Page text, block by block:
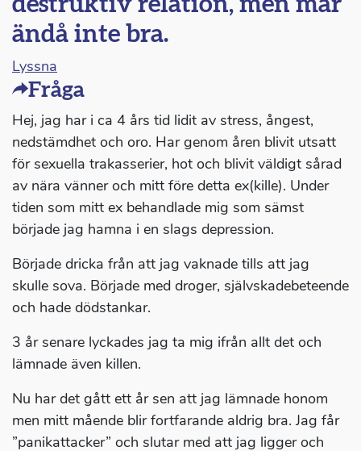
ändå inte bra.
Lyssna
Fråga
Hej, jag har i ca 4 års tid lidit av stress, ångest,
nedstämdhet och oro. Har genom åren blivit utsatt
för sexuella trakasserier, hot och blivit väldigt sårad
av nära vänner och mitt före detta ex(kille). Under
tiden som mitt ex behandlade mig som sämst
började jag hamna i en slags depression.
Började dricka från att jag vaknade tills att jag
skulle sova. Började med droger, självskadebeteende
och hade dödstankar.
3 år senare lyckades jag ta mig ifrån allt det och
lämnade även killen.
Nu har det gått ett år sen att jag lämnade honom
men mitt mående blir fortfarande aldrig bra. Jag får
”panikattacker” och slutar med att jag ligger och